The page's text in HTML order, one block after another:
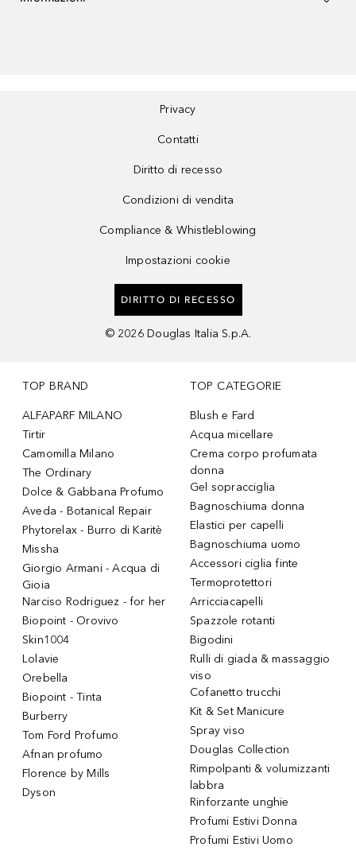
Privacy
Contatti
Diritto di recesso
Condizioni di vendita
Compliance & Whistleblowing
Impostazioni cookie
DIRITTO DI RECESSO
© 2026 Douglas Italia S.p.A.
TOP BRAND
ALFAPARF MILANO
Tirtir
Camomilla Milano
The Ordinary
Dolce & Gabbana Profumo
Aveda - Botanical Repair
Phytorelax - Burro di Karitè
Missha
Giorgio Armani - Acqua di
Gioia
Narciso Rodriguez - for her
Biopoint - Orovivo
Skin1004
Lolavie
Orebella
Biopoint - Tinta
Burberry
Tom Ford Profumo
Afnan profumo
Florence by Mills
Dyson
TOP CATEGORIE
Blush e Fard
Acqua micellare
Crema corpo profumata
donna
Gel sopracciglia
Bagnoschiuma donna
Elastici per capelli
Bagnoschiuma uomo
Accessori ciglia finte
Termoprotettori
Arricciacapelli
Spazzole rotanti
Bigodini
Rulli di giada & massaggio
viso
Cofanetto trucchi
Kit & Set Manicure
Spray viso
Douglas Collection
Rimpolpanti & volumizzanti
labbra
Rinforzante unghie
Profumi Estivi Donna
Profumi Estivi Uomo